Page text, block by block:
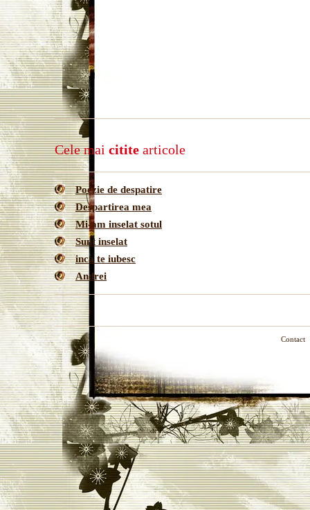
Cele mai citite articole
Poezie de despatire
Despartirea mea
Mi-am inselat sotul
Sunt inselat
inca te iubesc
Andrei
Contact